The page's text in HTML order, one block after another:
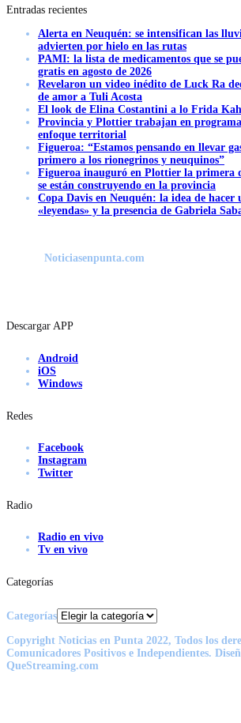
Entradas recientes
Alerta en Neuquén: se intensifican las
advierten por hielo en las rutas
PAMI: la lista de medicamentos que se
gratis en agosto de 2026
Revelaron un video inédito de Luck Ra
de amor a Tuli Acosta
El look de Elina Costantini a lo Frida
Provincia y Plottier trabajan en
enfoque territorial
Figueroa: “Estamos pensando en llevar
primero a los rionegrinos y neuquinos”
Figueroa inauguró en Plottier la primera
se están construyendo en la provincia
Copa Davis en Neuquén: la idea de hacer
«leyendas» y la presencia de Gabriela
Noticiasenpunta.com
Descargar APP
Android
iOS
Windows
Redes
Facebook
Instagram
Twitter
Radio
Radio en vivo
Tv en vivo
Categorías
Categorías
Copyright Noticias en Punta 2022, Todos los
Comunicadores Positivos e Independientes.
QueStreaming.com